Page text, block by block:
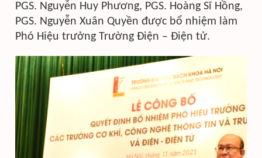
PGS. Nguyễn Huy Phương, PGS. Hoàng Sĩ Hồng,
PGS. Nguyễn Xuân Quyền được bổ nhiệm làm
Phó Hiệu trưởng Trường Điện – Điện tử.